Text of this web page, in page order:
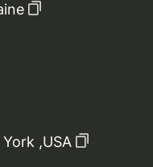
,USA